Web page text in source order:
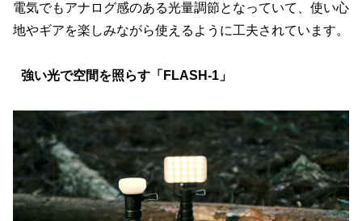
電気でもアナログ感のある光量調節となっていて、使い心
地やギアを楽しみながら使えるように工夫されています。
強い光で空間を照らす「FLASH-1」